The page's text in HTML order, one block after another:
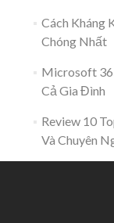
Cách Kháng
Chóng Nhất
Microsoft
Cả Gia Đình
Review 10
Và Chuyên